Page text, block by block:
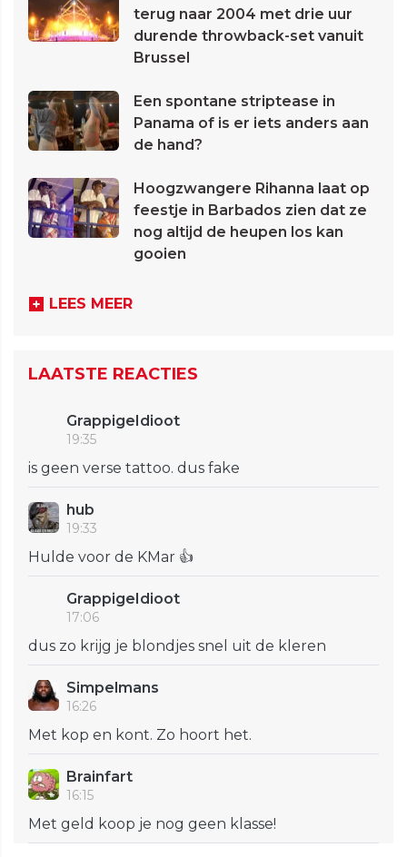
terug naar 2004 met drie uur
durende throwback-set vanuit
Brussel
Een spontane striptease in
Panama of is er iets anders aan
de hand?
Hoogzwangere Rihanna laat op
feestje in Barbados zien dat ze
nog altijd de heupen los kan
gooien
LEES MEER
LAATSTE REACTIES
GrappigeIdioot
19:35
is geen verse tattoo. dus fake
hub
19:33
Hulde voor de KMar 👍
GrappigeIdioot
17:06
dus zo krijg je blondjes snel uit de kleren
Simpelmans
16:26
Met kop en kont. Zo hoort het.
Brainfart
16:15
Met geld koop je nog geen klasse!